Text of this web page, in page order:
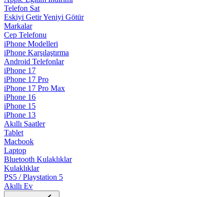
Telefon Sat
Eskiyi Getir Yeniyi Götür
Markalar
Cep Telefonu
iPhone Modelleri
iPhone Karşılaştırma
Android Telefonlar
iPhone 17
iPhone 17 Pro
iPhone 17 Pro Max
iPhone 16
iPhone 15
iPhone 13
Akıllı Saatler
Tablet
Macbook
Laptop
Bluetooth Kulaklıklar
Kulaklıklar
PS5 / Playstation 5
Akıllı Ev